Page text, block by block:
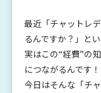
最近「チャットレ
るんですか？」と
実はこの“経費”の
につながるんです！
今日はそんな「チ